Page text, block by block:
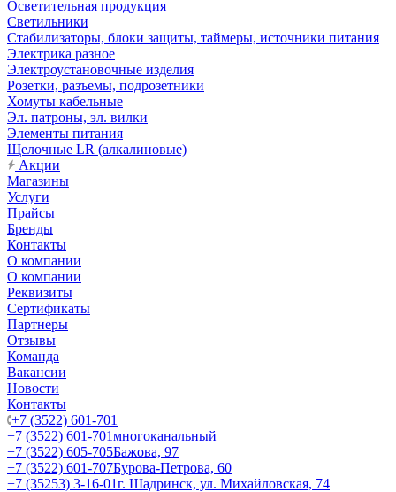
Осветительная продукция
Светильники
Стабилизаторы, блоки защиты, таймеры, источники питания
Электрика разное
Электроустановочные изделия
Розетки, разъемы, подрозетники
Хомуты кабельные
Эл. патроны, эл. вилки
Элементы питания
Щелочные LR (алкалиновые)
Акции
Магазины
Услуги
Прайсы
Бренды
Контакты
О компании
О компании
Реквизиты
Сертификаты
Партнеры
Отзывы
Команда
Вакансии
Новости
Контакты
+7 (3522) 601-701
+7 (3522) 601-701многоканальный
+7 (3522) 605-705Бажова, 97
+7 (3522) 601-707Бурова-Петрова, 60
+7 (35253) 3-16-01г. Шадринск, ул. Михайловская, 74